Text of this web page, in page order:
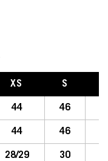
XS S
44 46
44 46
28/29 30